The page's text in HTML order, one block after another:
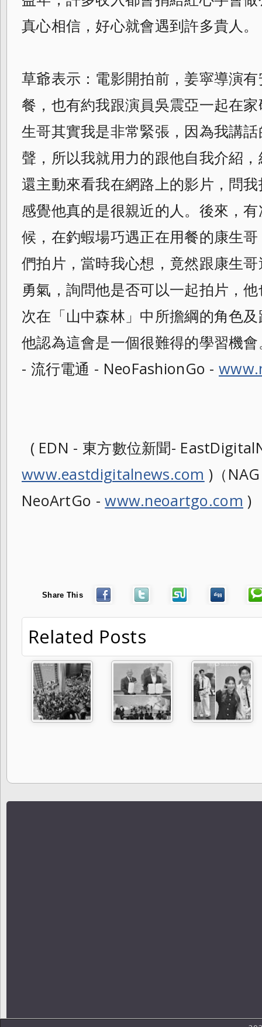
真心相信，好心就會遇到許多貴人。
草爺表示：電影開拍前，姜寜導演
餐， 也有約我跟演員吳震亞一起在
生哥其實我是非常緊張，因為我講
聲，所以我就用力的跟他自我介紹
還主動來看我在網路上的影片，問
感覺他真的是很親近的人。後來，
候， 在釣蝦場巧遇正在用餐的康生
們拍片，當時我心想，竟然跟康生
勇氣， 詢問他是否可以一起拍片，
次在「山中森林」中所擔綱的角色
他認為這會是一個很難得的學習機
- 流行電通 - NeoFashionGo -
( EDN - 東方數位新聞-
www.eastdigitalnews.com )（
NeoArtGo -www.neoartgo.com )
Share This
Related Posts